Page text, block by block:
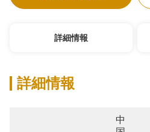
詳細情報
詳細情報
中